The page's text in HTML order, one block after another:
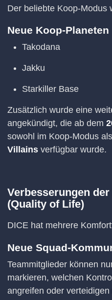
Der beliebte Koop-Modus
Neue Koop-Planeten
Takodana
Jakku
Starkiller Base
Zusätzlich wurde eine
angekündigt, die ab dem
sowohl im Koop-Modus
Villains verfügbar wurde.
Verbesserungen
(Quality of Life)
DICE hat mehrere
Neue Squad-
Teammitglieder können
markieren, welchen
angreifen oder verteidigen